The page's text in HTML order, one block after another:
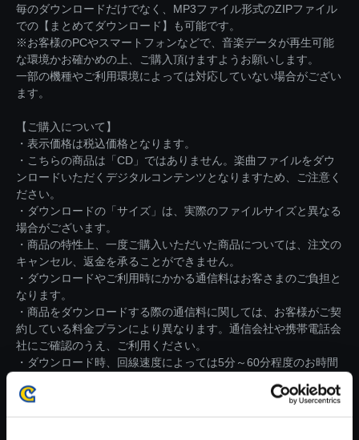
毎のダウンロードだけでなく、MP3ファイル形式のZIPファイル
での【まとめてダウンロード】も可能です。
※お客様のPCやスマートフォンなどで、音楽データが再生可能
な環境かお確かめの上、ご購入頂けますようお願いします。
一部の機種やご利用環境によっては対応していない場合がござい
ます。
【ご購入について】
・表示価格は税込価格となります。
・こちらの商品は「CD」ではありません。楽曲ファイルをダウ
ンロードいただくデジタルコンテンツとなりますため、ご注意く
ださい。
・ダウンロードの「サイズ」は、実際のファイルサイズと異なる
場合がございます。
・商品の特性上、一度ご購入いただいた商品については、注文の
キャンセル、返金を承ることができません。
・ダウンロードやご利用時にかかる通信料はお客さまのご負担と
なります。
・商品をダウンロードする際の通信料に関しては、お客様がご契
約している料金プランにより異なります。通信会社や携帯電話会
社にご確認のうえ、ご利用ください。
・ダウンロード時、回線速度によっては5分～60分程度のお時間
※ご購入いただいたファイルのダウンロードの際には、通信環境